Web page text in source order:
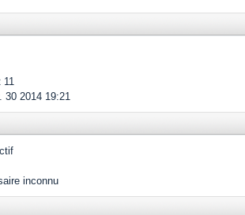
11
30 2014 19:21
inconnu